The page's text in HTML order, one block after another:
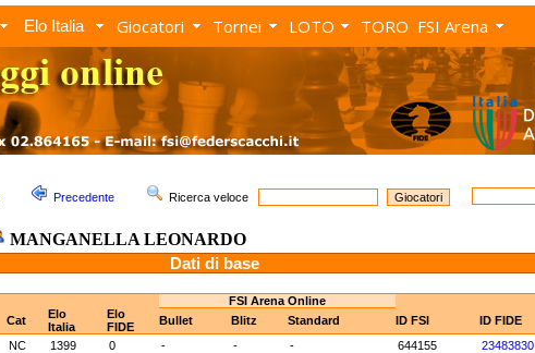
Elo Italia Giocatori Tornei LOTO TORO FSI Arena
Precedente Ricerca veloce
MANGANELLA LEONARDO
Dati di base
FSI Arena Online
Cat
Elo
Italia
Elo
FIDE
Bullet Blitz Standard ID FSI ID FIDE
NC 1399 0 - - - 644155 23483830